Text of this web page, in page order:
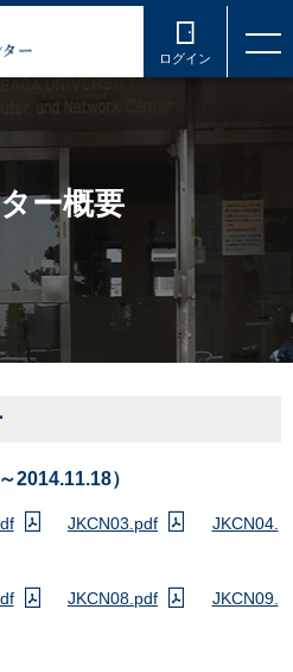
ログイン
ー概要
2014.11.18）
JKCN03.pdf
JKCN04.
JKCN08.pdf
JKCN09.